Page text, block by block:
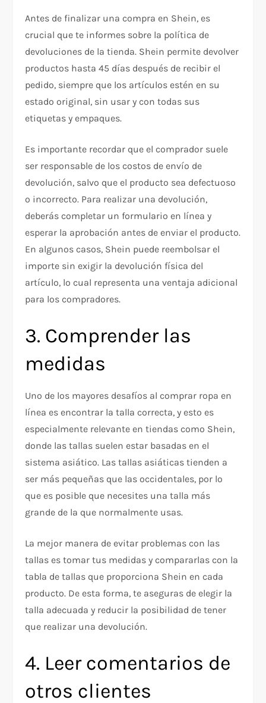
Antes de finalizar una compra en Shein, es
crucial que te informes sobre la política de
devoluciones de la tienda. Shein permite devolver
productos hasta 45 días después de recibir el
pedido, siempre que los artículos estén en su
estado original, sin usar y con todas sus
etiquetas y empaques.
Es importante recordar que el comprador suele
ser responsable de los costos de envío de
devolución, salvo que el producto sea defectuoso
o incorrecto. Para realizar una devolución,
deberás completar un formulario en línea y
esperar la aprobación antes de enviar el producto.
En algunos casos, Shein puede reembolsar el
importe sin exigir la devolución física del
artículo, lo cual representa una ventaja adicional
para los compradores.
3. Comprender las
medidas
Uno de los mayores desafíos al comprar ropa en
línea es encontrar la talla correcta, y esto es
especialmente relevante en tiendas como Shein,
donde las tallas suelen estar basadas en el
sistema asiático. Las tallas asiáticas tienden a
ser más pequeñas que las occidentales, por lo
que es posible que necesites una talla más
grande de la que normalmente usas.
La mejor manera de evitar problemas con las
tallas es tomar tus medidas y compararlas con la
tabla de tallas que proporciona Shein en cada
producto. De esta forma, te aseguras de elegir la
talla adecuada y reducir la posibilidad de tener
que realizar una devolución.
4. Leer comentarios de
otros clientes